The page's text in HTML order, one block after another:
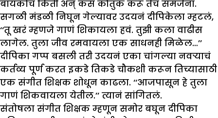
बायकोचं किती अन् कसं कौतुक करू तेच समजेना.
सगळी मंडळी निघून गेल्यावर उदयनं दीपिकेला म्हटलं,
‘‘तू खरं म्हणजे गाणं शिकायला हवं. तुझी कला वाढीस
लागेल. तुला जीव रमवायला एक साधनही मिळेल…’’
दीपिका गप्प बसली तरी उदयनं एका चांगल्या नवऱ्याचं
कर्तव्य पूर्ण करत इकडे तिकडे चौकशी करून तिच्यासाठी
एक संगीत शिक्षक शोधून काढला. ‘‘आजपासून हे तुला
गाणं शिकवायला येतील.’’ त्यानं सांगितलं.
संतोषला संगीत शिक्षक म्हणून समोर बघून दीपिका